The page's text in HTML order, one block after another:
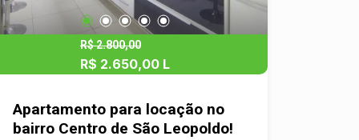
Agende sua visita e encontre seu novo
lar!
R$ 2.800,00
R$ 2.650,00 L
Apartamento para locação no
bairro Centro de São Leopoldo!